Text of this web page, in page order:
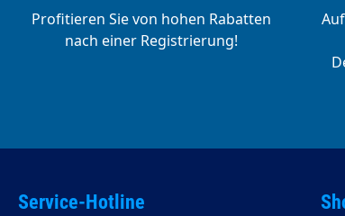
Profitieren Sie von hohen Rabatten
nach einer Registrierung!
Service-Hotline